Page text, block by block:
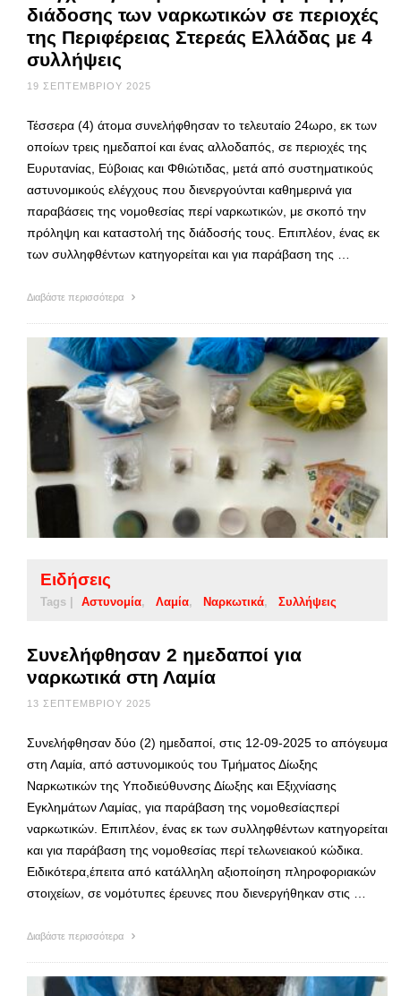
διάδοσης των ναρκωτικών σε περιοχές
της Περιφέρειας Στερεάς Ελλάδας με 4
συλλήψεις
19 ΣΕΠΤΕΜΒΡΊΟΥ 2025
Τέσσερα (4) άτομα συνελήφθησαν το τελευταίο 24ωρο, εκ των
οποίων τρεις ημεδαποί και ένας αλλοδαπός, σε περιοχές της
Ευρυτανίας, Εύβοιας και Φθιώτιδας, μετά από συστηματικούς
αστυνομικούς ελέγχους που διενεργούνται καθημερινά για
παραβάσεις της νομοθεσίας περί ναρκωτικών, με σκοπό την
πρόληψη και καταστολή της διάδοσής τους. Επιπλέον, ένας εκ
των συλληφθέντων κατηγορείται και για παράβαση της …
Διαβάστε περισσότερα
Ειδήσεις
Tags | Αστυνομία Λαμία Ναρκωτικά Συλλήψεις
Συνελήφθησαν 2 ημεδαποί για
ναρκωτικά στη Λαμία
13 ΣΕΠΤΕΜΒΡΊΟΥ 2025
Συνελήφθησαν δύο (2) ημεδαποί, στις 12-09-2025 το απόγευμα
στη Λαμία, από αστυνομικούς του Τμήματος Δίωξης
Ναρκωτικών της Υποδιεύθυνσης Δίωξης και Εξιχνίασης
Εγκλημάτων Λαμίας, για παράβαση της νομοθεσίαςπερί
ναρκωτικών. Επιπλέον, ένας εκ των συλληφθέντων κατηγορείται
και για παράβαση της νομοθεσίας περί τελωνειακού κώδικα.
Ειδικότερα,έπειτα από κατάλληλη αξιοποίηση πληροφοριακών
στοιχείων, σε νομότυπες έρευνες που διενεργήθηκαν στις …
Διαβάστε περισσότερα